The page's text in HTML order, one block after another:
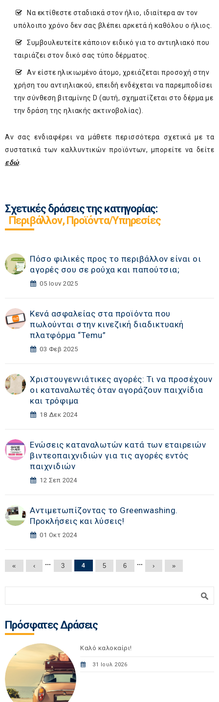
Να εκτίθεστε σταδιακά στον ήλιο, ιδιαίτερα αν τον
υπόλοιπο χρόνο δεν σας βλέπει αρκετά ή καθόλου ο ήλιος.
Συμβουλευτείτε κάποιον ειδικό για το αντιηλιακό που
ταιριάζει στον δικό σας τύπο δέρματος.
Αν είστε ηλικιωμένο άτομο, χρειάζεται προσοχή στην
χρήση του αντιηλιακού, επειδή ενδέχεται να παρεμποδίσει
την σύνθεση βιταμίνης D (αυτή, σχηματίζεται στο δέρμα με
την δράση της ηλιακής ακτινοβολίας).
Αν σας ενδιαφέρει να μάθετε περισσότερα σχετικά με τα
συστατικά των καλλυντικών προϊόντων, μπορείτε να δείτε
εδώ.
Σχετικές δράσεις της κατηγορίας:
Περιβάλλον, Προϊόντα/Υπηρεσίες
Πόσο φιλικές προς το περιβάλλον είναι οι
αγορές σου σε ρούχα και παπούτσια;
05 Ιουν 2025
Κενά ασφαλείας στα προϊόντα που
πωλούνται στην κινεζική διαδικτυακή
πλατφόρμα “Temu”
03 Φεβ 2025
Χριστουγεννιάτικες αγορές: Τι να προσέχουν
οι καταναλωτές όταν αγοράζουν παιχνίδια
και τρόφιμα
18 Δεκ 2024
Ενώσεις καταναλωτών κατά των εταιρειών
βιντεοπαιχνιδιών για τις αγορές εντός
παιχνιδιών
12 Σεπ 2024
Αντιμετωπίζοντας το Greenwashing.
Προκλήσεις και λύσεις!
01 Οκτ 2024
Σελίδες
« ‹ … 3 4 5 6 … › »
Πρόσφατες Δράσεις
Καλό καλοκαίρι!
31 Ιουλ 2026